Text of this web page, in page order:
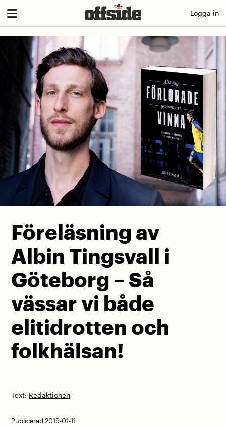
Skip
content
Logga in
Föreläsning av
Albin Tingsvall i
Göteborg – Så
vässar vi både
elitidrotten och
folkhälsan!
Text: Redaktionen
Publicerad 2019-01-11